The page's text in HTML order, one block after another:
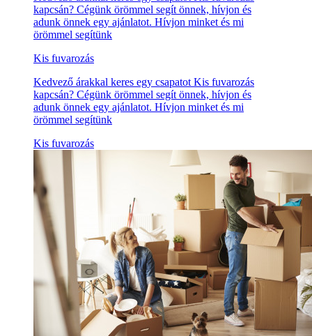
kapcsán? Cégünk örömmel segít önnek, hívjon és
adunk önnek egy ajánlatot. Hívjon minket és mi
örömmel segítünk
Kis fuvarozás
Kedvező árakkal keres egy csapatot Kis fuvarozás
kapcsán? Cégünk örömmel segít önnek, hívjon és
adunk önnek egy ajánlatot. Hívjon minket és mi
örömmel segítünk
Kis fuvarozás